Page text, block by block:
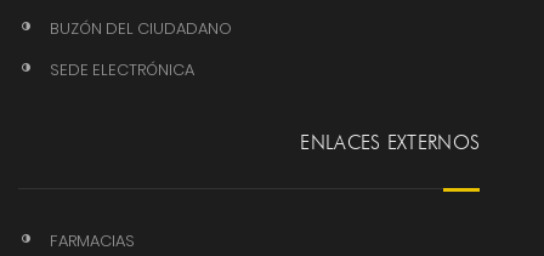
BUZÓN DEL CIUDADANO
SEDE ELECTRÓNICA
ENLACES EXTERNOS
FARMACIAS